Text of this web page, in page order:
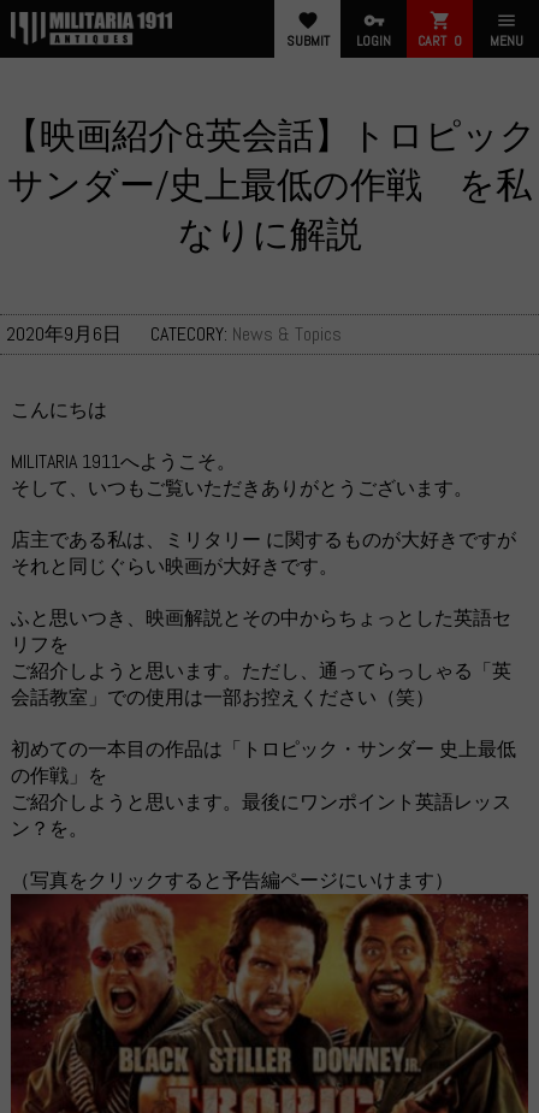
favorite
SUBMIT
vpn_key
LOGIN
shopping_cart
CART 0
menu
MENU
【映画紹介&英会話】トロピック
サンダー/史上最低の作戦 を私
なりに解説
2020年9月6日 CATECORY: News & Topics
こんにちは
MILITARIA 1911へようこそ。
そして、いつもご覧いただきありがとうございます。
店主である私は、ミリタリー に関するものが大好きですが
それと同じぐらい映画が大好きです。
ふと思いつき、映画解説とその中からちょっとした英語セ
リフを
ご紹介しようと思います。ただし、通ってらっしゃる「英
会話教室」での使用は一部お控えください（笑）
初めての一本目の作品は「トロピック・サンダー 史上最低
の作戦」を
ご紹介しようと思います。最後にワンポイント英語レッス
ン？を。
（写真をクリックすると予告編ページにいけます）